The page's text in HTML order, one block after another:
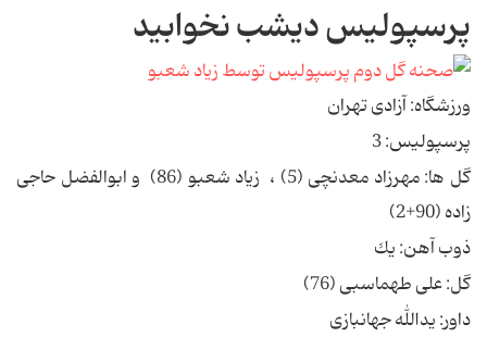
پرسپولیس دیشب نخوابید
ورزشگاه: آزادى تهران
پرسپولیس: 3
گل ها: مهرزاد معدنچى (5) ، زیاد شعبو (86) و ابوالفضل حاجى
زاده (90+2)
ذوب آهن: یك
گل: على طهماسبى (76)
داور: یدالله جهانبازى